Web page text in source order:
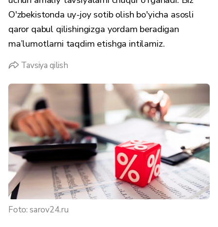
O'zbekistonda uy-joy sotib olish bo'yicha asosli
qaror qabul qilishingizga yordam beradigan
ma’lumotlarni taqdim etishga intilamiz.
Tavsiya qilish
Foto: sarov24.ru